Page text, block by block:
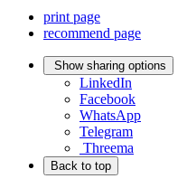
print page
recommend page
Show sharing options
LinkedIn
Facebook
WhatsApp
Telegram
Threema
Back to top